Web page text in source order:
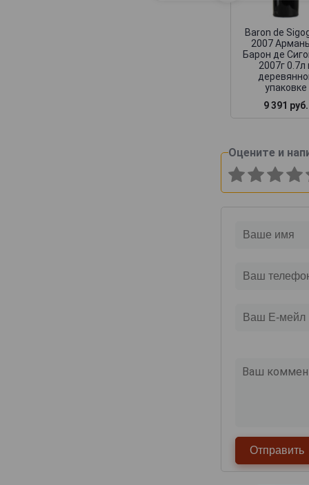
Baron de
2007
Барон де
2007г 0.7л
упаковке
9 391 руб.
Оцените и